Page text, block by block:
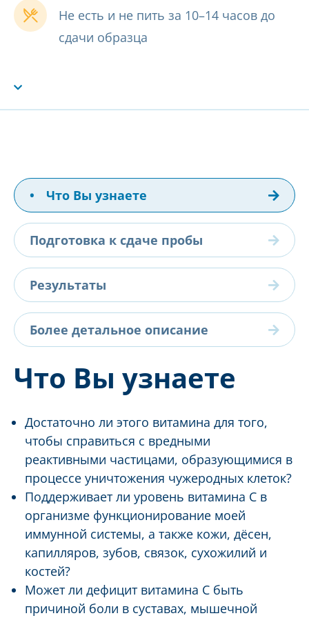
Не есть и не пить за 10–14 часов до
сдачи образца
• Что Вы узнаете
Подготовка к сдаче пробы
Результаты
Более детальное описание
Что Вы узнаете
Достаточно ли этого витамина для того,
чтобы справиться с вредными
реактивными частицами, образующимися в
процессе уничтожения чужеродных клеток?
Поддерживает ли уровень витамина С в
организме функционирование моей
иммунной системы, а также кожи, дёсен,
капилляров, зубов, связок, сухожилий и
костей?
Может ли дефицит витамина С быть
причиной боли в суставах, мышечной